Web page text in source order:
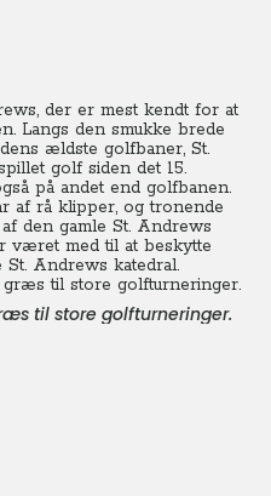
der er mest kendt for at
Langs den smukke brede
ældste golfbaner, St.
golf siden det 15.
på andet end golfbanen.
af rå klipper, og tronende
den gamle St. Andrews
været med til at beskytte
Andrews katedral.
til store golfturneringer.